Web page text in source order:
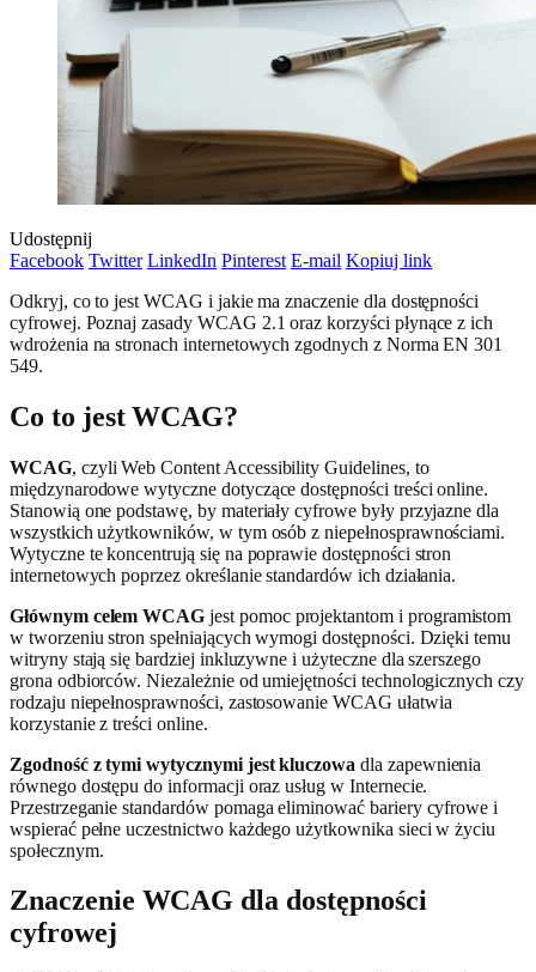
Udostępnij
Facebook Twitter LinkedIn Pinterest E-mail Kopiuj link
Odkryj, co to jest WCAG i jakie ma znaczenie dla dostępności
cyfrowej. Poznaj zasady WCAG 2.1 oraz korzyści płynące z ich
wdrożenia na stronach internetowych zgodnych z Norma EN 301
549.
Co to jest WCAG?
WCAG, czyli Web Content Accessibility Guidelines, to
międzynarodowe wytyczne dotyczące dostępności treści online.
Stanowią one podstawę, by materiały cyfrowe były przyjazne dla
wszystkich użytkowników, w tym osób z niepełnosprawnościami.
Wytyczne te koncentrują się na poprawie dostępności stron
internetowych poprzez określanie standardów ich działania.
Głównym celem WCAG jest pomoc projektantom i programistom
w tworzeniu stron spełniających wymogi dostępności. Dzięki temu
witryny stają się bardziej inkluzywne i użyteczne dla szerszego
grona odbiorców. Niezależnie od umiejętności technologicznych czy
rodzaju niepełnosprawności, zastosowanie WCAG ułatwia
korzystanie z treści online.
Zgodność z tymi wytycznymi jest kluczowa dla zapewnienia
równego dostępu do informacji oraz usług w Internecie.
Przestrzeganie standardów pomaga eliminować bariery cyfrowe i
wspierać pełne uczestnictwo każdego użytkownika sieci w życiu
społecznym.
Znaczenie WCAG dla dostępności
cyfrowej